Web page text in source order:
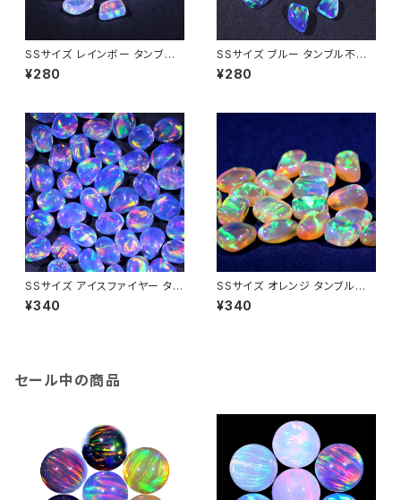
SSサイズ レインボー タンブル
不定形人工オパール1個 - 耐熱
ガラス / ボロシリケイトガラス
¥280
SSサイズ ブルー タンブル不定
形人工オパール1個 - 耐熱ガラ
ス / ボロシリケイトガラス（COE
¥280
SSサイズ アイスファイヤー タン
ブル不定形人工オパール1個 -
耐熱ガラス / ボロシリケイトガラ
¥340
SSサイズ オレンジ タンブル不
定形人工オパール1個 - 耐熱ガ
ラス / ボロシリケイトガラス（C
¥340
セール中の商品